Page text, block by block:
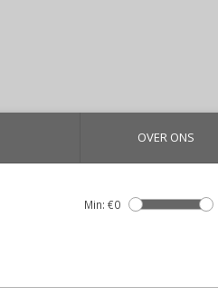
OVER ONS
Min: €0